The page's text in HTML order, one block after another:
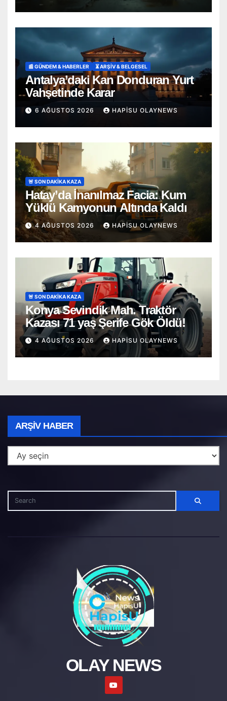
📰 GÜNDEM & HABERLER ⏳ ARŞİV & BELGESEL
Antalya’daki Kan Donduran Yurt
Vahşetinde Karar
6 AĞUSTOS 2026 HAPISU OLAYNEWS
🚨 SON DAKİKA KAZA
Hatay’da İnanılmaz Facia: Kum
Yüklü Kamyonun Altında Kaldı
4 AĞUSTOS 2026 HAPISU OLAYNEWS
🚨 SON DAKİKA KAZA
Konya Sevindik Mah. Traktör
Kazası 71 yaş Şerife Gök Öldü!
4 AĞUSTOS 2026 HAPISU OLAYNEWS
ARŞIV HABER
Haber
OLAY NEWS